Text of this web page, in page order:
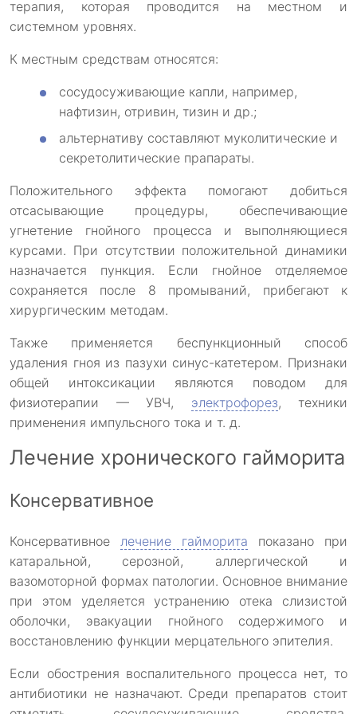
терапия, которая проводится на местном и
системном уровнях.
К местным средствам относятся:
сосудосуживающие капли, например,
нафтизин, отривин, тизин и др.;
альтернативу составляют муколитические и
секретолитические прапараты.
Положительного эффекта помогают добиться
отсасывающие процедуры, обеспечивающие
угнетение гнойного процесса и выполняющиеся
курсами. При отсутствии положительной динамики
назначается пункция. Если гнойное отделяемое
сохраняется после 8 промываний, прибегают к
хирургическим методам.
Также применяется беспункционный способ
удаления гноя из пазухи синус-катетером. Признаки
общей интоксикации являются поводом для
физиотерапии — УВЧ, электрофорез, техники
применения импульсного тока и т. д.
Лечение хронического гайморита
Консервативное
Консервативное лечение гайморита показано при
катаральной, серозной, аллергической и
вазомоторной формах патологии. Основное внимание
при этом уделяется устранению отека слизистой
оболочки, эвакуации гнойного содержимого и
восстановлению функции мерцательного эпителия.
Если обострения воспалительного процесса нет, то
антибиотики не назначают. Среди препаратов стоит